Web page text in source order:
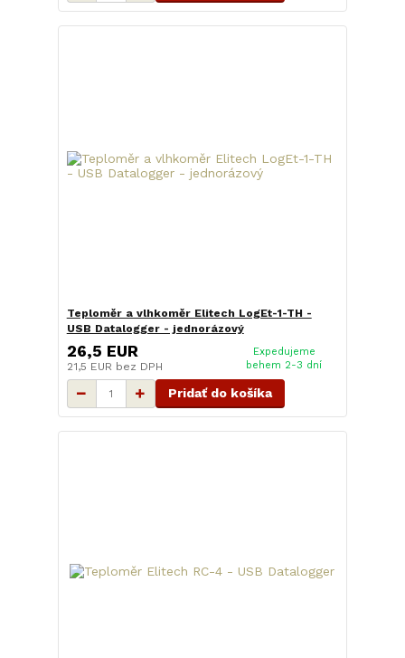
Teploměr a vlhkoměr Elitech LogEt-1-TH -
USB Datalogger - jednorázový
26,5 EUR
21,5 EUR bez DPH
Expedujeme
behem 2-3 dní
Pridať do košíka